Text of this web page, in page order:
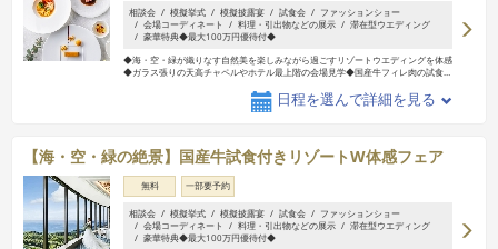
相談会 模擬挙式 模擬披露宴 試食会
ファッションショー
会場コーディネート
料理・引出物などの展示
滞在型ウエディング
豪華特典◆最大100万円優待付◆
◆海・空・緑が織りなす自然美を楽しみながら過ごすリゾートウエディングを体感
◆ガラス張りの天高チャペルやホテル最上階の会場見学◆国産牛フィレ肉の試食…
日程を選んで詳細を見る
【海・空・緑の絶景】国産牛試食付きリゾートW体感フェア
無料 一部要予約
相談会 模擬挙式 模擬披露宴 試食会
ファッションショー
会場コーディネート
料理・引出物などの展示
滞在型ウエディング
豪華特典◆最大100万円優待付◆